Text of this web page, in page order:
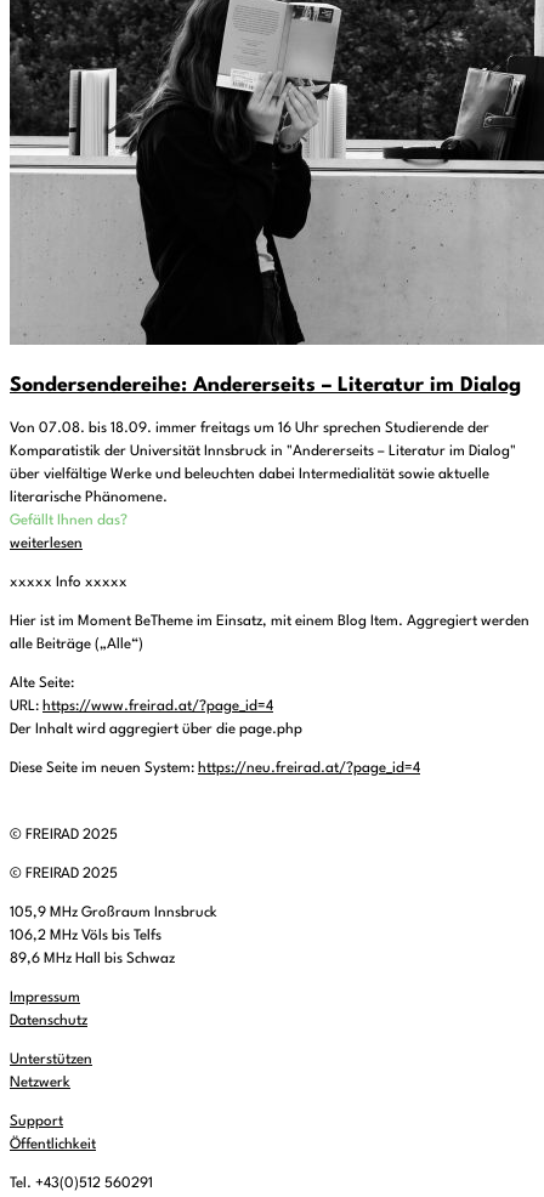
Sondersendereihe: Andererseits – Literatur im Dialog
Von 07.08. bis 18.09. immer freitags um 16 Uhr sprechen Studierende der
Komparatistik der Universität Innsbruck in "Andererseits – Literatur im Dialog"
über vielfältige Werke und beleuchten dabei Intermedialität sowie aktuelle
literarische Phänomene.
Gefällt Ihnen das?
weiterlesen
xxxxx Info xxxxx
Hier ist im Moment BeTheme im Einsatz, mit einem Blog Item. Aggregiert werden
alle Beiträge („Alle“)
Alte Seite:
URL: https://www.freirad.at/?page_id=4
Der Inhalt wird aggregiert über die page.php
Diese Seite im neuen System: https://neu.freirad.at/?page_id=4
© FREIRAD 2025
© FREIRAD 2025
105,9 MHz Großraum Innsbruck
106,2 MHz Völs bis Telfs
89,6 MHz Hall bis Schwaz
Impressum
Datenschutz
Unterstützen
Netzwerk
Support
Öffentlichkeit
Tel. +43(0)512 560291